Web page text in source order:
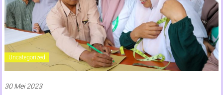
Timur
Uncategorized
30 Mei 2023